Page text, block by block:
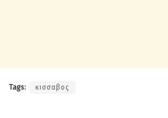
Tags: κισσαβος